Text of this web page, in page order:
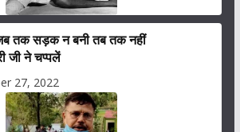
तक सड़क न बनी तब तक नहीं
जी ने चप्पलें
27, 2022